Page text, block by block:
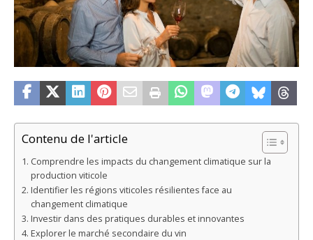
Contenu de l'article
Comprendre les impacts du changement climatique sur la
production viticole
Identifier les régions viticoles résilientes face au
changement climatique
Investir dans des pratiques durables et innovantes
Explorer le marché secondaire du vin